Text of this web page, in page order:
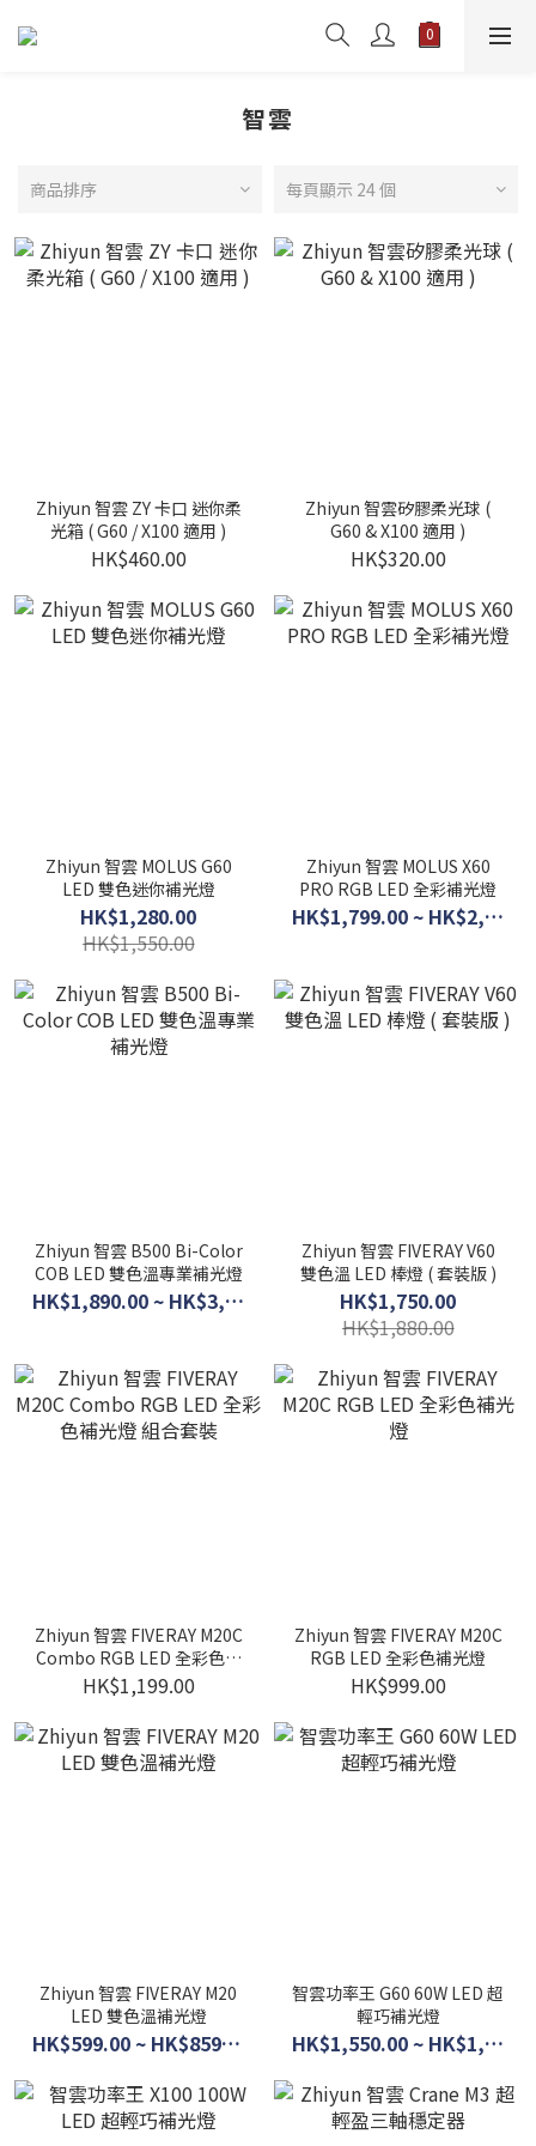
智雲
商品排序 每頁顯示 24 個
Zhiyun 智雲 ZY 卡口 迷你柔
光箱 ( G60 / X100 適用 )
HK$460.00
Zhiyun 智雲矽膠柔光球 (
G60 & X100 適用 )
HK$320.00
Zhiyun 智雲 MOLUS G60
LED 雙色迷你補光燈
HK$1,280.00
HK$1,550.00
Zhiyun 智雲 MOLUS X60
PRO RGB LED 全彩補光燈
HK$1,799.00 ~ HK$2,799.00
Zhiyun 智雲 B500 Bi-Color
COB LED 雙色溫專業補光燈
HK$1,890.00 ~ HK$3,690.00
Zhiyun 智雲 FIVERAY V60
雙色溫 LED 棒燈 ( 套裝版 )
HK$1,750.00
HK$1,880.00
Zhiyun 智雲 FIVERAY M20C
Combo RGB LED 全彩色補
光燈 組合套裝
HK$1,199.00
Zhiyun 智雲 FIVERAY M20C
RGB LED 全彩色補光燈
HK$999.00
Zhiyun 智雲 FIVERAY M20
LED 雙色溫補光燈
HK$599.00 ~ HK$859.00
智雲功率王 G60 60W LED 超
輕巧補光燈
HK$1,550.00 ~ HK$1,950.00